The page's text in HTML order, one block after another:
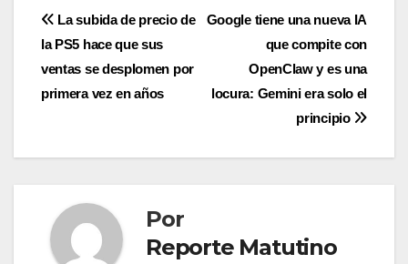
Navegación
de
entradas
Google tiene una nueva IA
que compite con
OpenClaw y es una
locura: Gemini era solo el
principio
La subida de precio de
la PS5 hace que sus
ventas se desplomen por
primera vez en años
Por
Reporte Matutino